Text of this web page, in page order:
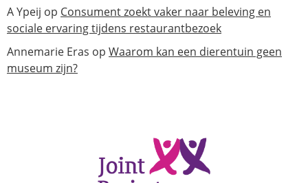
A Ypeij op Consument zoekt vaker naar beleving en
sociale ervaring tijdens restaurantbezoek
Annemarie Eras op Waarom kan een dierentuin geen
museum zijn?